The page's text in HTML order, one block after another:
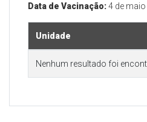
Data de Vacinação:4 de maio
Unidade
Nenhum resultado foi